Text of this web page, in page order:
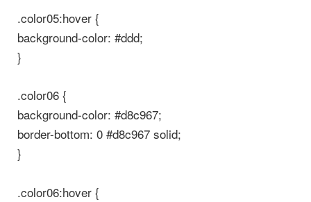
.color05:hover {
background-color: #ddd;
}
.color06 {
background-color: #d8c967;
border-bottom: 0 #d8c967 solid;
}
.color06:hover {